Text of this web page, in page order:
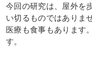
今回の研究は、屋外を
い切るものではありま
医療も食事もあります
す。